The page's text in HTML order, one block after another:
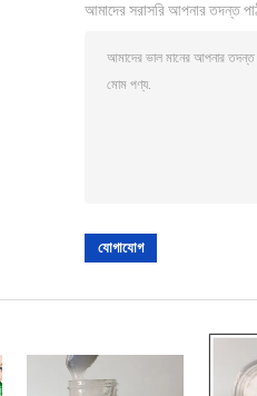
আমাদের সরাসরি আপনার তদন্ত